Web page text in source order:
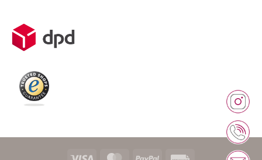
Weitere Informationen über den gesperrten Inhalt.
Visa MasterCardPayPal